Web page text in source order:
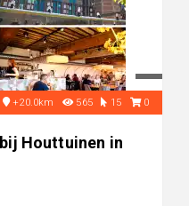
+20.0km 565 15 0
Houttuinen in